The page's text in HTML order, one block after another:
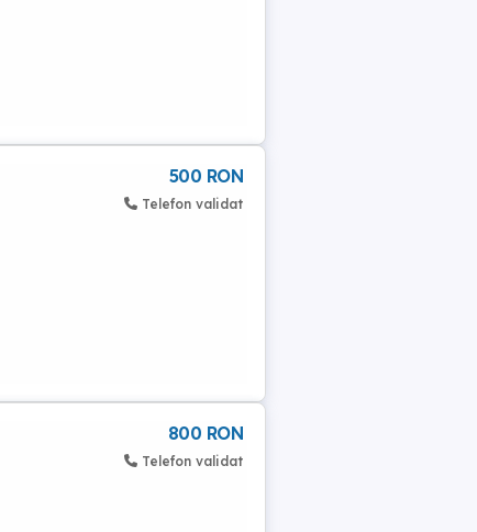
500 RON
Telefon validat
800 RON
Telefon validat